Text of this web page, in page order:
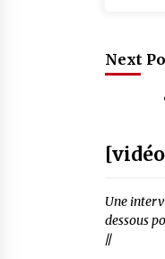
Next
Une
dessous
//